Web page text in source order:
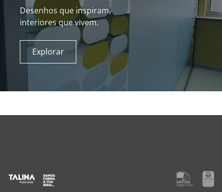
Desenhos que inspiram,
interiores que vivem.
Explorar